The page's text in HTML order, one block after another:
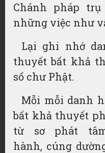
Chánh pháp
những việc như
Lại ghi nhớ
thuyết bất khả
số chư Phật.
Mỗi mỗi danh
bất khả thuyết
từ sơ phát
hành, cúng